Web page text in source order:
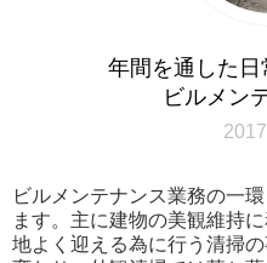
年間を通した
ビルメン
ビルメンテナンス業務の一
ます。主に建物の美観維持
地よく迎える為に行う清掃